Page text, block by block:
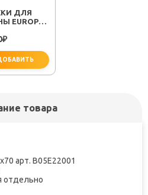
ДЛЯ
EUROPA
₽
товара
арт. B05E22001
отдельно